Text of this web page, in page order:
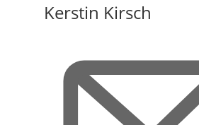
Kerstin Kirsch